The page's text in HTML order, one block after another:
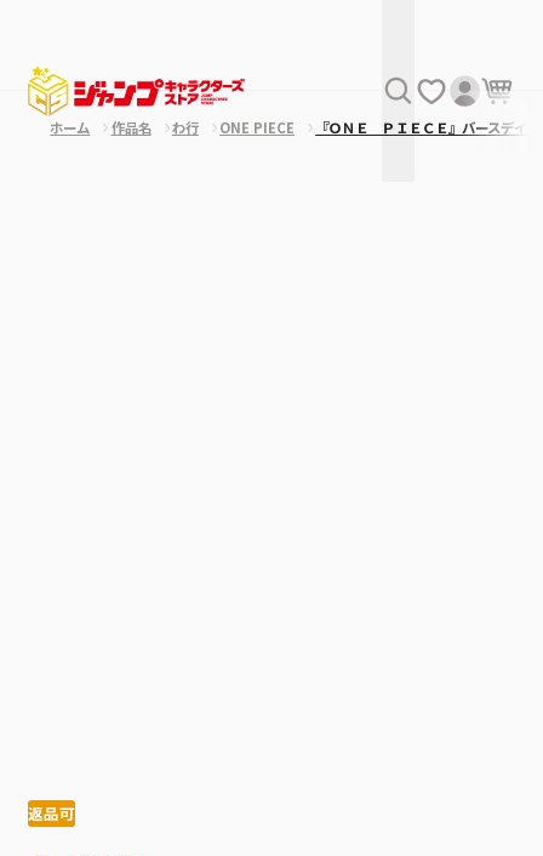
ホーム 作品名 わ行 ONE PIECE 『ＯＮＥ ＰＩＥＣＥ』バースデイ
返品可